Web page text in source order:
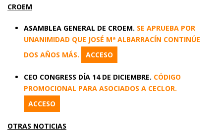
CROEM
ASAMBLEA GENERAL DE CROEM. SE APRUEBA POR
UNANIMIDAD QUE JOSÉ Mª ALBARRACÍN CONTINÚE
DOS AÑOS MÁS.
ACCESO
CEO CONGRESS DÍA 14 DE DICIEMBRE. CÓDIGO
PROMOCIONAL PARA ASOCIADOS A CECLOR.
ACCESO
OTRAS NOTICIAS